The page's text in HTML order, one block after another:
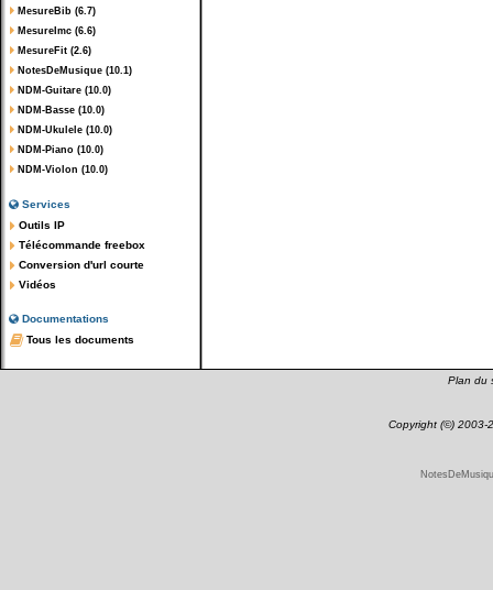
MesureBib (6.7)
MesureImc (6.6)
MesureFit (2.6)
NotesDeMusique (10.1)
NDM-Guitare (10.0)
NDM-Basse (10.0)
NDM-Ukulele (10.0)
NDM-Piano (10.0)
NDM-Violon (10.0)
Services
Outils IP
Télécommande freebox
Conversion d'url courte
Vidéos
Documentations
Tous les documents
Plan du
Copyright (©) 2003-